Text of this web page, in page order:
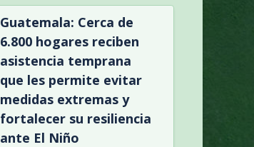
Guatemala: Cerca de
6.800 hogares reciben
asistencia temprana
que les permite evitar
medidas extremas y
fortalecer su resiliencia
ante El Niño